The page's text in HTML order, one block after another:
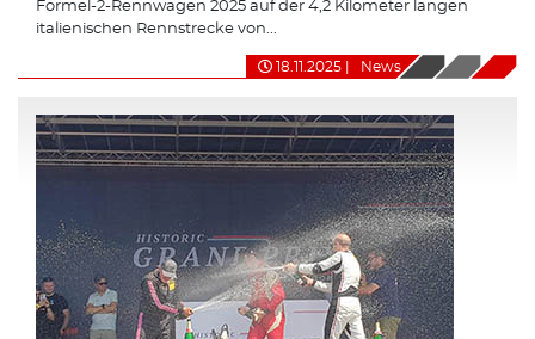
Formel-2-Rennwagen 2025 auf der 4,2 Kilometer langen
italienischen Rennstrecke von...
18.11.2025 News